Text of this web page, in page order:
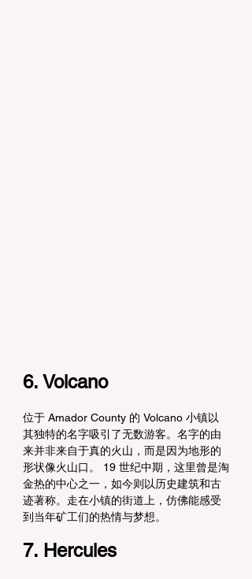
6. Volcano
位于 Amador County 的 Volcano 小镇以
其独特的名字吸引了无数游客。名字的由
来并非来自于真的火山，而是因为地形的
形状像火山口。 19 世纪中期，这里曾是淘
金热的中心之一，如今则以历史建筑和古
迹著称。走在小镇的街道上，仿佛能感受
到当年矿工们的热情与梦想。
7. Hercules